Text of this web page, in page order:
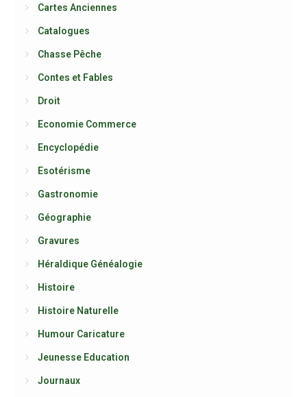
Cartes Anciennes
Catalogues
Chasse Pêche
Contes et Fables
Droit
Economie Commerce
Encyclopédie
Esotérisme
Gastronomie
Géographie
Gravures
Héraldique Généalogie
Histoire
Histoire Naturelle
Humour Caricature
Jeunesse Education
Journaux